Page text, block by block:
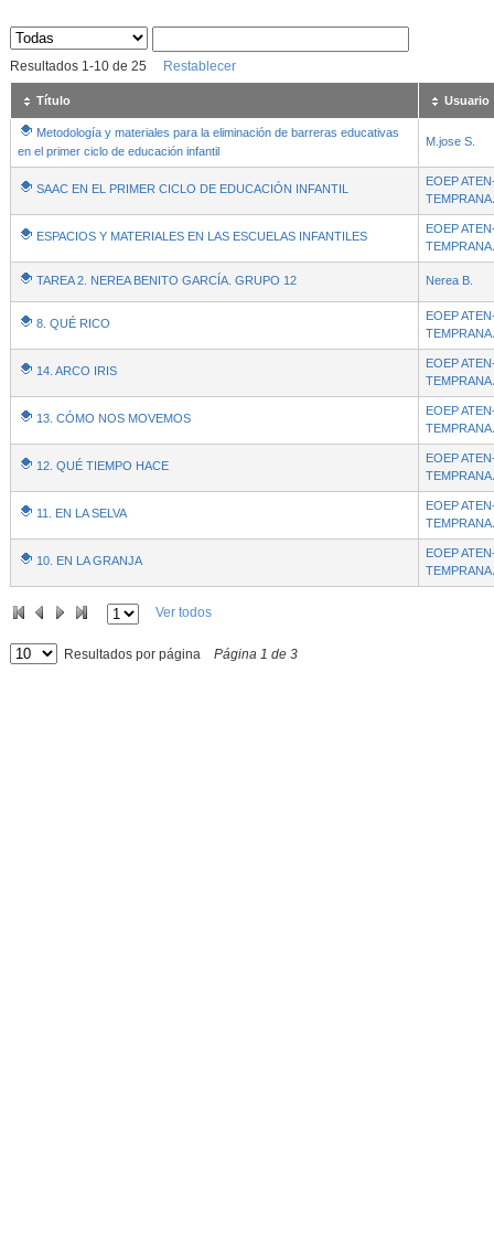
Sus archivos
Resultados 1 -10de 25 Restablecer
Título Usuario
Metodología y materiales para la eliminación de barreras educativas
en el primer ciclo de educación infantil
M.jose S.
SAAC EN EL PRIMER CICLO DE EDUCACIÓN INFANTIL - Contenido educativo
EOEP
TEMPRANA
ESPACIOS Y MATERIALES EN LAS ESCUELAS INFANTILES
EOEP
TEMPRANA
TAREA 2. NEREA BENITO GARCÍA. GRUPO 12 Nerea B.
8. QUÉ RICO
EOEP
TEMPRANA
14. ARCO IRIS
EOEP
TEMPRANA
13. CÓMO NOS MOVEMOS- Contenido educativo
EOEP
TEMPRANA
12. QUÉ TIEMPO HACE
EOEP
TEMPRANA
11. EN LA SELVA- Contenido educativo
EOEP
TEMPRANA
10. EN LA GRANJA
EOEP
TEMPRANA
Ver todos
Resultados por página Página 1 de 3